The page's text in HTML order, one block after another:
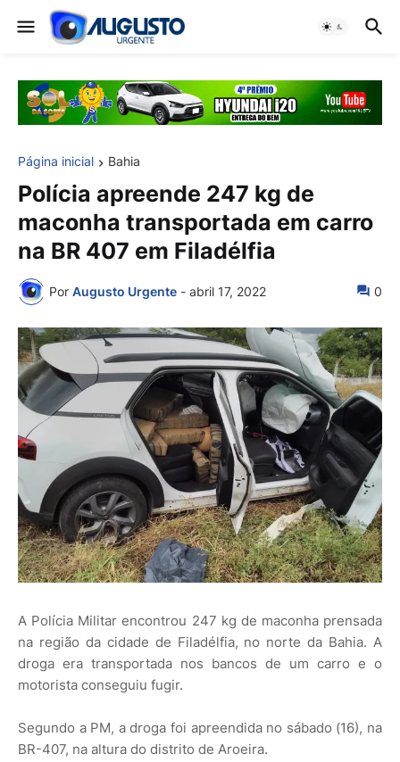
Página inicial Bahia
Polícia apreende 247 kg de
maconha transportada em carro
na BR 407 em Filadélfia
Por Augusto Urgente - abril 17, 2022 0
A Polícia Militar encontrou 247 kg de maconha prensada
na região da cidade de Filadélfia, no norte da Bahia. A
droga era transportada nos bancos de um carro e o
motorista conseguiu fugir.
Segundo a PM, a droga foi apreendida no sábado (16), na
BR-407, na altura do distrito de Aroeira.